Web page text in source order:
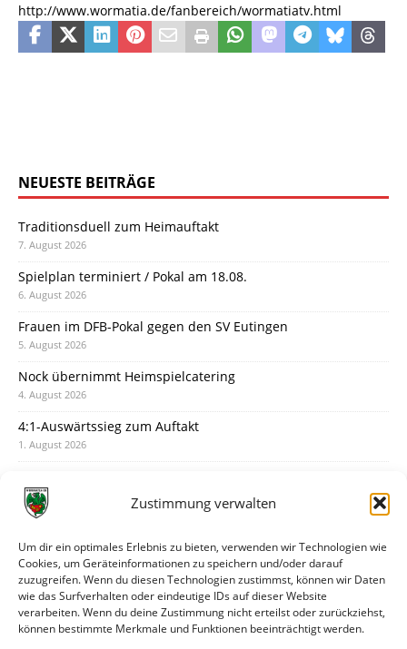
Zustimmung verwalten
Um dir ein optimales Erlebnis zu bieten, verwenden wir Technologien wie
Cookies, um Geräteinformationen zu speichern und/oder darauf
zuzugreifen. Wenn du diesen Technologien zustimmst, können wir Daten
wie das Surfverhalten oder eindeutige IDs auf dieser Website
verarbeiten. Wenn du deine Zustimmung nicht erteilst oder zurückziehst,
können bestimmte Merkmale und Funktionen beeinträchtigt werden.
http://www.wormatia.de/fanbereich/wormatiatv.html
NEUESTE BEITRÄGE
Traditionsduell zum Heimauftakt
7. August 2026
Spielplan terminiert / Pokal am 18.08.
6. August 2026
Frauen im DFB-Pokal gegen den SV Eutingen
5. August 2026
Nock übernimmt Heimspielcatering
4. August 2026
4:1-Auswärtssieg zum Auftakt
1. August 2026
31. Juli 2026
30. Juli 2026
Deine Spielminute: 89+1
28. Juli 2026
Neuer Rückensponsor